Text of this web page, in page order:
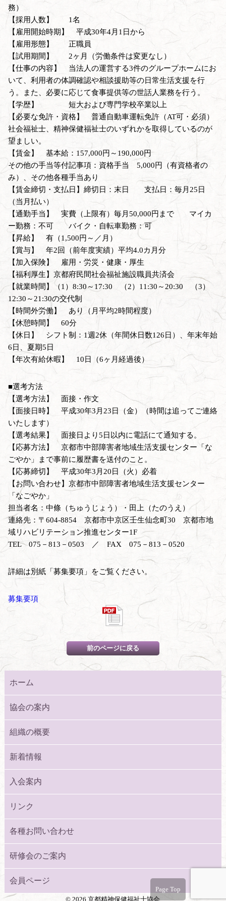
務）
【採用人数】 1名
【雇用開始時期】 平成30年4月1日から
【雇用形態】 正職員
【試用期間】 2ヶ月（労働条件は変更なし）
【仕事の内容】 当法人の運営する3件のグループホームにお
いて、利用者の体調確認や相談援助等の日常生活支援を行
う。また、必要に応じて食事提供等の世話人業務を行う。
【学歴】 短大および専門学校卒業以上
【必要な免許・資格】 普通自動車運転免許（AT可・必須）
社会福祉士、精神保健福祉士のいずれかを取得しているのが
望ましい。
【賃金】 基本給：157,000円～190,000円
その他の手当等付記事項：資格手当 5,000円（有資格者の
み）、その他各種手当あり
【賃金締切・支払日】締切日：末日 支払日：毎月25日
（当月払い）
【通勤手当】 実費（上限有）毎月50,000円まで マイカ
ー勤務：不可 バイク・自転車勤務：可
【昇給】 有（1,500円～／月）
【賞与】 年2回（前年度実績）平均4.0カ月分
【加入保険】 雇用・労災・健康・厚生
【福利厚生】京都府民間社会福祉施設職員共済会
【就業時間】（1）8:30～17:30 （2）11:30～20:30 （3）
12:30～21:30の交代制
【時間外労働】 あり（月平均2時間程度）
【休憩時間】 60分
【休日】 シフト制：1週2休（年間休日数126日）、年末年始
6日、夏期5日
【年次有給休暇】 10日（6ヶ月経過後）
■選考方法
【選考方法】 面接・作文
【面接日時】 平成30年3月23日（金）（時間は追ってご連絡
いたします）
【選考結果】 面接日より5日以内に電話にて通知する。
【応募方法】 京都市中部障害者地域生活支援センター「な
ごやか」まで事前に履歴書を送付のこと。
【応募締切】 平成30年3月20日（火）必着
【お問い合わせ】京都市中部障害者地域生活支援センター
「なごやか」
担当者名：中條（ちゅうじょう）・田上（たのうえ）
連絡先：〒604-8854 京都市中京区壬生仙念町30 京都市地
域リハビリテーション推進センター1F
TEL 075－813－0503 ／ FAX 075－813－0520
詳細は別紙「募集要項」をご覧ください。
募集要項
ホーム
協会の案内
組織の概要
新着情報
入会案内
リンク
各種お問い合わせ
研修会のご案内
会員ページ
Page Top
©2026 京都精神保健福祉士協会